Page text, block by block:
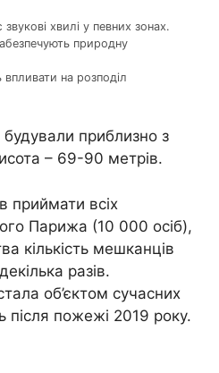
хвилі у певних зонах.
природну
на розподіл
будували приблизно з
– 69-90 метрів.
приймати всіх
Парижа (10 000 осіб),
кількість мешканців
разів.
об’єктом сучасних
після пожежі 2019 року.